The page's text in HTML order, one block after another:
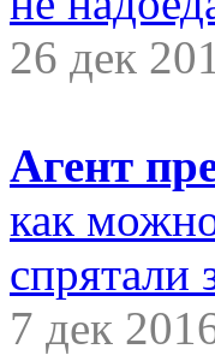
26 дек
Агент
как
спрятали
7 дек